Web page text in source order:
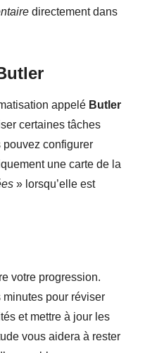
directement dans
appelé Butler
certaines tâches
pouvez configurer
une carte de la
» lorsqu’elle est
votre progression.
pour réviser
et mettre à jour les
vous aidera à rester